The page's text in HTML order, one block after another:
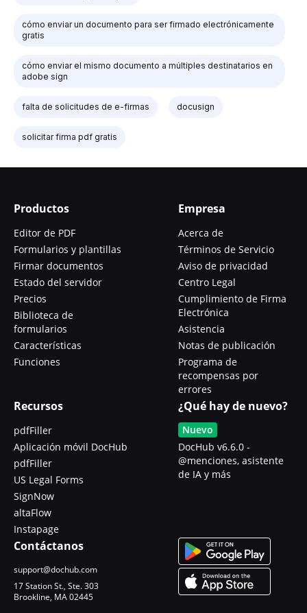
cómo enviar un documento para ser firmado electrónicamente
gratis
cómo enviar el mismo documento a múltiples destinatarios en
adobe sign
falta de solicitudes de e-firmas docusign
solicitar firma pdf gratis
Productos
Editor de PDF
Formularios y plantillas
Firmar documentos
Estado del servidor
Precios
Biblioteca de
formularios
Características
Funciones
Empresa
Acerca de
Términos de Servicio
Aviso de privacidad
Centro Legal
Cumplimiento de Firma
Electrónica
Asistencia
Notas de publicación
Programa de
recompensas por
errores
Recursos
pdfFiller
Aplicación móvil DocHub
pdfFiller
US Legal Forms
SignNow
altaFlow
Instapage
¿Qué hay de nuevo?
Nuevo
DocHub v6.6.0 -
@menciones, asistente
de IA y más
Contáctanos
support@dochub.com
17 Station St., Ste. 303
Brookline, MA 02445